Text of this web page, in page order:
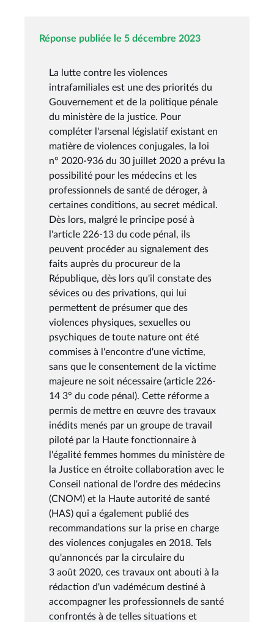
Réponse publiée le 5 décembre 2023
La lutte contre les violences
intrafamiliales est une des priorités du
Gouvernement et de la politique pénale
du ministère de la justice. Pour
compléter l'arsenal législatif existant en
matière de violences conjugales, la loi
n° 2020-936 du 30 juillet 2020 a prévu la
possibilité pour les médecins et les
professionnels de santé de déroger, à
certaines conditions, au secret médical.
Dès lors, malgré le principe posé à
l'article 226-13 du code pénal, ils
peuvent procéder au signalement des
faits auprès du procureur de la
République, dès lors qu'il constate des
sévices ou des privations, qui lui
permettent de présumer que des
violences physiques, sexuelles ou
psychiques de toute nature ont été
commises à l'encontre d'une victime,
sans que le consentement de la victime
majeure ne soit nécessaire (article 226-
14 3° du code pénal). Cette réforme a
permis de mettre en œuvre des travaux
inédits menés par un groupe de travail
piloté par la Haute fonctionnaire à
l'égalité femmes hommes du ministère de
la Justice en étroite collaboration avec le
Conseil national de l'ordre des médecins
(CNOM) et la Haute autorité de santé
(HAS) qui a également publié des
recommandations sur la prise en charge
des violences conjugales en 2018. Tels
qu'annoncés par la circulaire du
3 août 2020, ces travaux ont abouti à la
rédaction d'un vadémécum destiné à
accompagner les professionnels de santé
confrontés à de telles situations et